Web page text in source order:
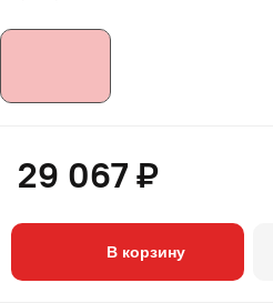
29 067 ₽
В корзину